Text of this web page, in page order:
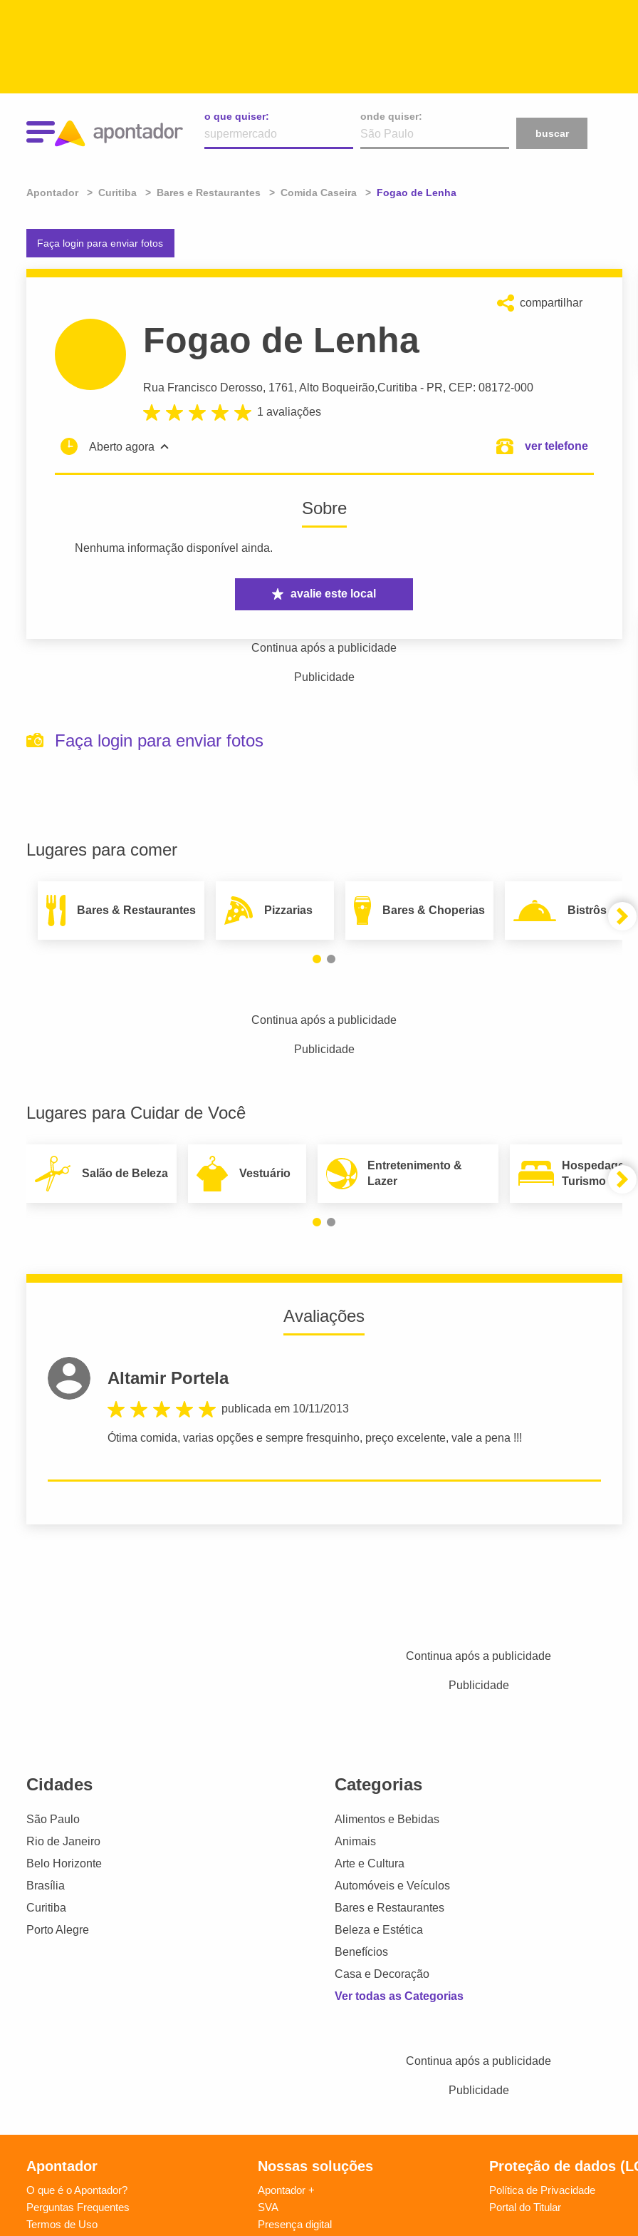
o que quiser:
onde quiser:
buscar
Apontador Curitiba Bares e Restaurantes Comida Caseira Atual:
Fogao de Lenha
Faça login para enviar fotos
compartilhar
Fogao de Lenha
Rua Francisco Derosso, 1761, Alto Boqueirão,Curitiba - PR, CEP: 08172-000
1 avaliações
Aberto agora ver telefone
Sobre
Nenhuma informação disponível ainda.
avalie este local
Continua após a publicidade
Publicidade
Faça login para enviar fotos
Lugares para comer
Bares & Restaurantes Pizzarias Bares & Choperias Bistrôs
Continua após a publicidade
Publicidade
Lugares para Cuidar de Você
Salão de Beleza Vestuário
Entretenimento &
Lazer
Hospedagem
Turismo
Avaliações
Altamir Portela
publicada em 10/11/2013
Ótima comida, varias opções e sempre fresquinho, preço excelente, vale a pena !!!
Continua após a publicidade
Publicidade
Cidades
São Paulo
Rio de Janeiro
Belo Horizonte
Brasília
Curitiba
Porto Alegre
Categorias
Alimentos e Bebidas
Animais
Arte e Cultura
Automóveis e Veículos
Bares e Restaurantes
Beleza e Estética
Benefícios
Casa e Decoração
Ver todas as Categorias
Continua após a publicidade
Publicidade
Apontador
O que é o Apontador?
Perguntas Frequentes
Termos de Uso
Nossas soluções
Apontador +
SVA
Presença digital
Proteção de dados
Política de Privacidade
Portal do Titular